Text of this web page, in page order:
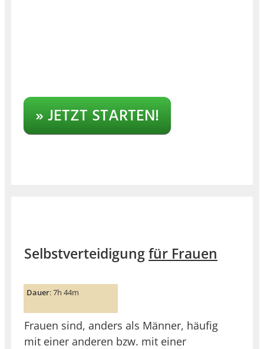
» JETZT STARTEN!
Selbstverteidigungfür Frauen
Dauer: 7h 44m
Frauen sind, anders als Männer, häufig
mit einer anderen bzw. mit einer